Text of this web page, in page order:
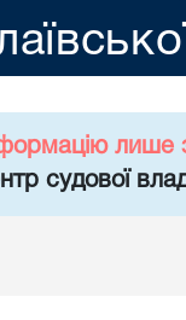
лише
судової